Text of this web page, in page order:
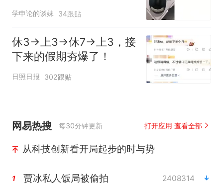
→
学申论的谈妹 34跟贴
休3→上3→休7→上3，接
下来的假期夯爆了！
日照日报 302跟贴
网易热搜 每30分钟更新 打开应用 查看全部
从科技创新看开局起步的时与势
1 贾冰私人饭局被偷拍 2408314